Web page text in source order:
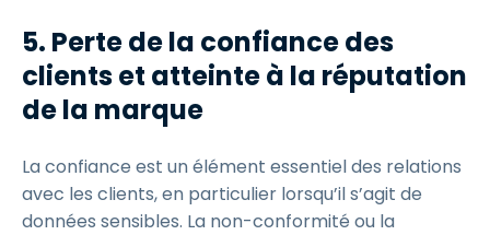
5. Perte de la confiance des
clients et atteinte à la réputation
de la marque
La confiance est un élément essentiel des relations
avec les clients, en particulier lorsqu’il s’agit de
données sensibles. La non-conformité ou la